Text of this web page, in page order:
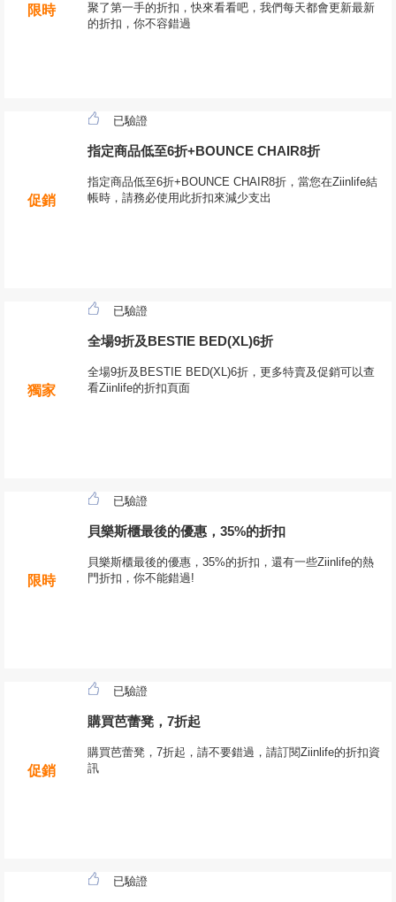
限時
聚了第一手的折扣，快來看看吧，我們每天都會更新最新
的折扣，你不容錯過
促銷
已驗證
指定商品低至6折+BOUNCE CHAIR8折
指定商品低至6折+BOUNCE CHAIR8折，當您在Ziinlife結
帳時，請務必使用此折扣來減少支出
獨家
已驗證
全場9折及BESTIE BED(XL)6折
全場9折及BESTIE BED(XL)6折，更多特賣及促銷可以查
看Ziinlife的折扣頁面
限時
已驗證
貝樂斯櫃最後的優惠，35%的折扣
貝樂斯櫃最後的優惠，35%的折扣，還有一些Ziinlife的熱
門折扣，你不能錯過!
促銷
已驗證
購買芭蕾凳，7折起
購買芭蕾凳，7折起，請不要錯過，請訂閱Ziinlife的折扣資
訊
已驗證